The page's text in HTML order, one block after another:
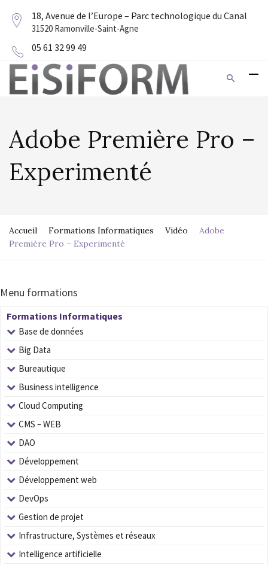
18, Avenue de l’Europe – Parc technologique du Canal
31520 Ramonville-Saint-Agne
05 61 32 99 49
Adobe Première Pro –
Experimenté
Accueil Formations Informatiques Vidéo
Adobe
Première Pro – Experimenté
Menu formations
Formations Informatiques
Base de données
Big Data
Bureautique
Business intelligence
Cloud Computing
CMS – WEB
DAO
Développement
Développement web
DevOps
Gestion de projet
Infrastructure, Systèmes et réseaux
Intelligence artificielle